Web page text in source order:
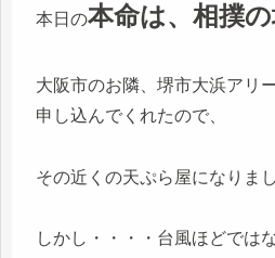
本日の本命は、相撲
大阪市のお隣、堺市大浜アリ
申し込んでくれたので、
その近くの天ぷら屋になりまし
しかし・・・・台風ほどでは